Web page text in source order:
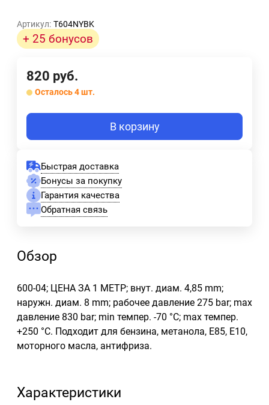
Артикул: T604NYBK
+ 25 бонусов
820 руб.
Осталось 4 шт.
В корзину
Быстрая доставка
Бонусы за покупку
Гарантия качества
Обратная связь
Обзор
600-04; ЦЕНА ЗА 1 МЕТР; внут. диам. 4,85 mm;
наружн. диам. 8 mm; рабочее давление 275 bar; max
давление 830 bar; min темпер. -70 °С; max темпер.
+250 °С. Подходит для бензина, метанола, E85, E10,
моторного масла, антифриза.
Характеристики